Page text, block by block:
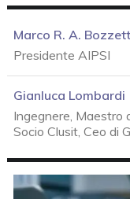
Marco R. A.
Presidente AIPSI
Gianluca Lombardi
Ingegnere, Maestro
Socio Clusit, Ceo di